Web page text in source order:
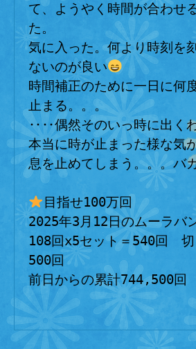
て、ようやく時間が合わせ
た。
気に入った。何より時刻を
ないのが良い
時間補正のために一日に何
止まる。。。
‥‥偶然そのいっ時に出く
本当に時が止まった様な気
息を止めてしまう。。。バ
目指せ100万回
2025年3月12日のムーラバ
108回x5セット＝540回　
500回
前日からの累計744,500回